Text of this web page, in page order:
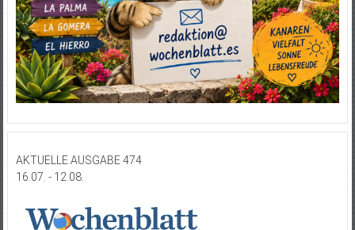
AKTUELLE AUSGABE 474
16.07. - 12.08.